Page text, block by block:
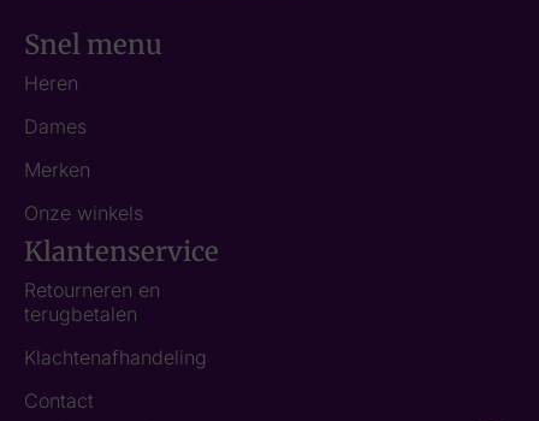
Snel menu
Heren
Dames
Merken
Onze winkels
Klantenservice
Retourneren en
terugbetalen
Klachtenafhandeling
Contact